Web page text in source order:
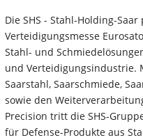
Die SHS - Stahl-Holding-
Verteidigungsmesse
Stahl- und
und Verteidigungsindustrie.
Saarstahl, Saarschmiede,
sowie den
Precision tritt die SHS-
für Defense-Produkte aus